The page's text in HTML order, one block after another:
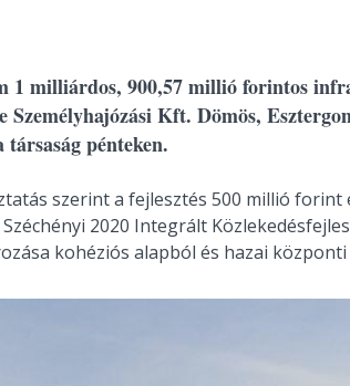
1 milliárdos, 900,57 millió forintos
Személyhajózási Kft. Dömös,
társaság pénteken.
szerint a fejlesztés 500 millió
2020 Integrált
kohéziós alapból és hazai